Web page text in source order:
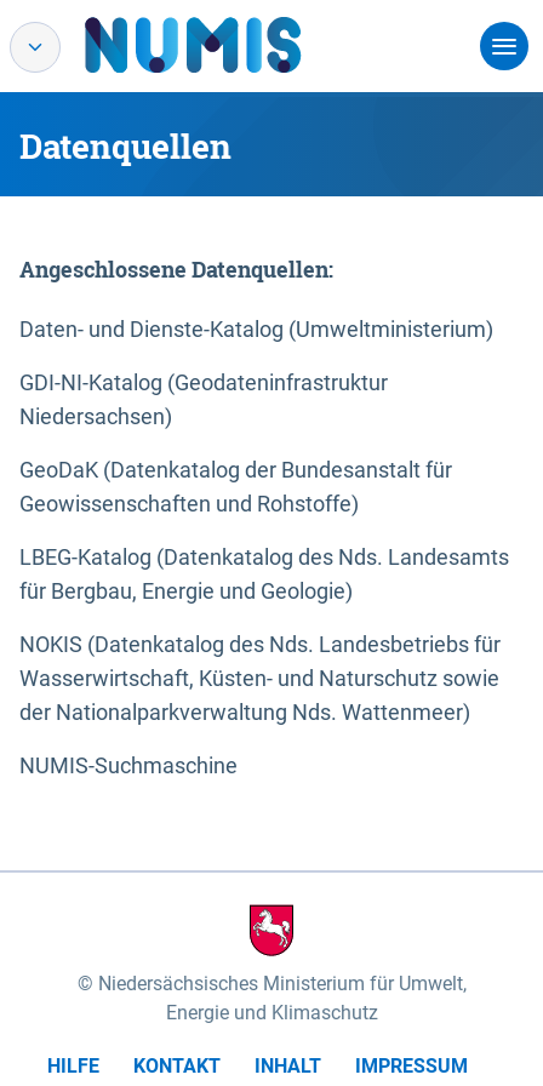
Datenquellen
Angeschlossene Datenquellen:
Daten- und Dienste-Katalog (Umweltministerium)
GDI-NI-Katalog (Geodateninfrastruktur
Niedersachsen)
GeoDaK (Datenkatalog der Bundesanstalt für
Geowissenschaften und Rohstoffe)
LBEG-Katalog (Datenkatalog des Nds. Landesamts
für Bergbau, Energie und Geologie)
NOKIS (Datenkatalog des Nds. Landesbetriebs für
Wasserwirtschaft, Küsten- und Naturschutz sowie
der Nationalparkverwaltung Nds. Wattenmeer)
NUMIS-Suchmaschine
Niedersächsisches Ministerium für Umwelt,
Energie und Klimaschutz
HILFE KONTAKT INHALT
IMPRESSUM